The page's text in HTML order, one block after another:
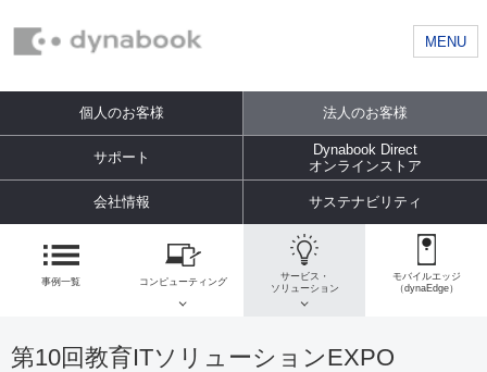
MENU
個人のお客様 法人のお客様
サポート
Dynabook Direct
オンラインストア
会社情報 サステナビリティ
事例一覧 コンピューティング
サービス・
ソリューション
モバイルエッジ
（dynaEdge）
第10回教育ITソリューションEXPO